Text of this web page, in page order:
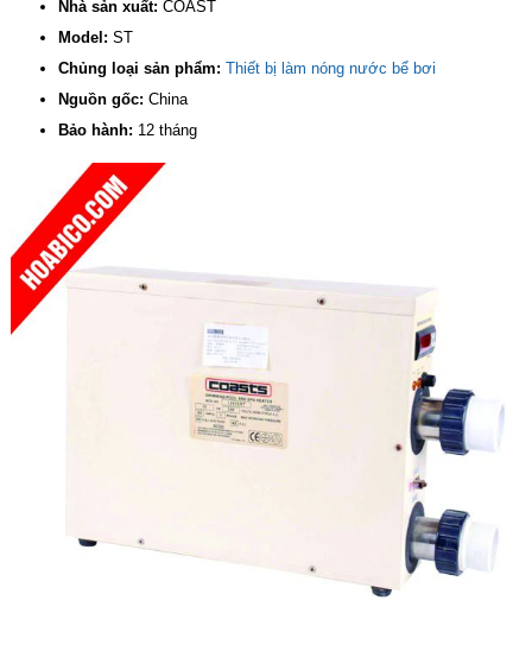
Nhà sản xuất: COAST
Model: ST
Chủng loại sản phẩm: Thiết bị làm nóng nước bể bơi
Nguồn gốc: China
Bảo hành: 12 tháng